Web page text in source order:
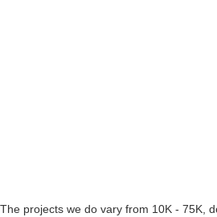
The projects we do vary from 10K - 75K,